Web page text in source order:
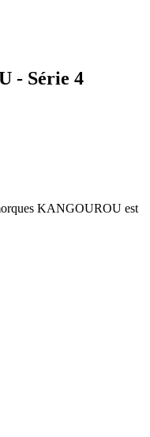
- Série 4
KANGOUROU est